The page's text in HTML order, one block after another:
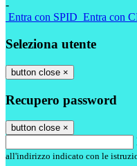
-
Entra con SPID Entra con
Seleziona utente
button close ×
Recupero password
button close ×
all'indirizzo indicato con le